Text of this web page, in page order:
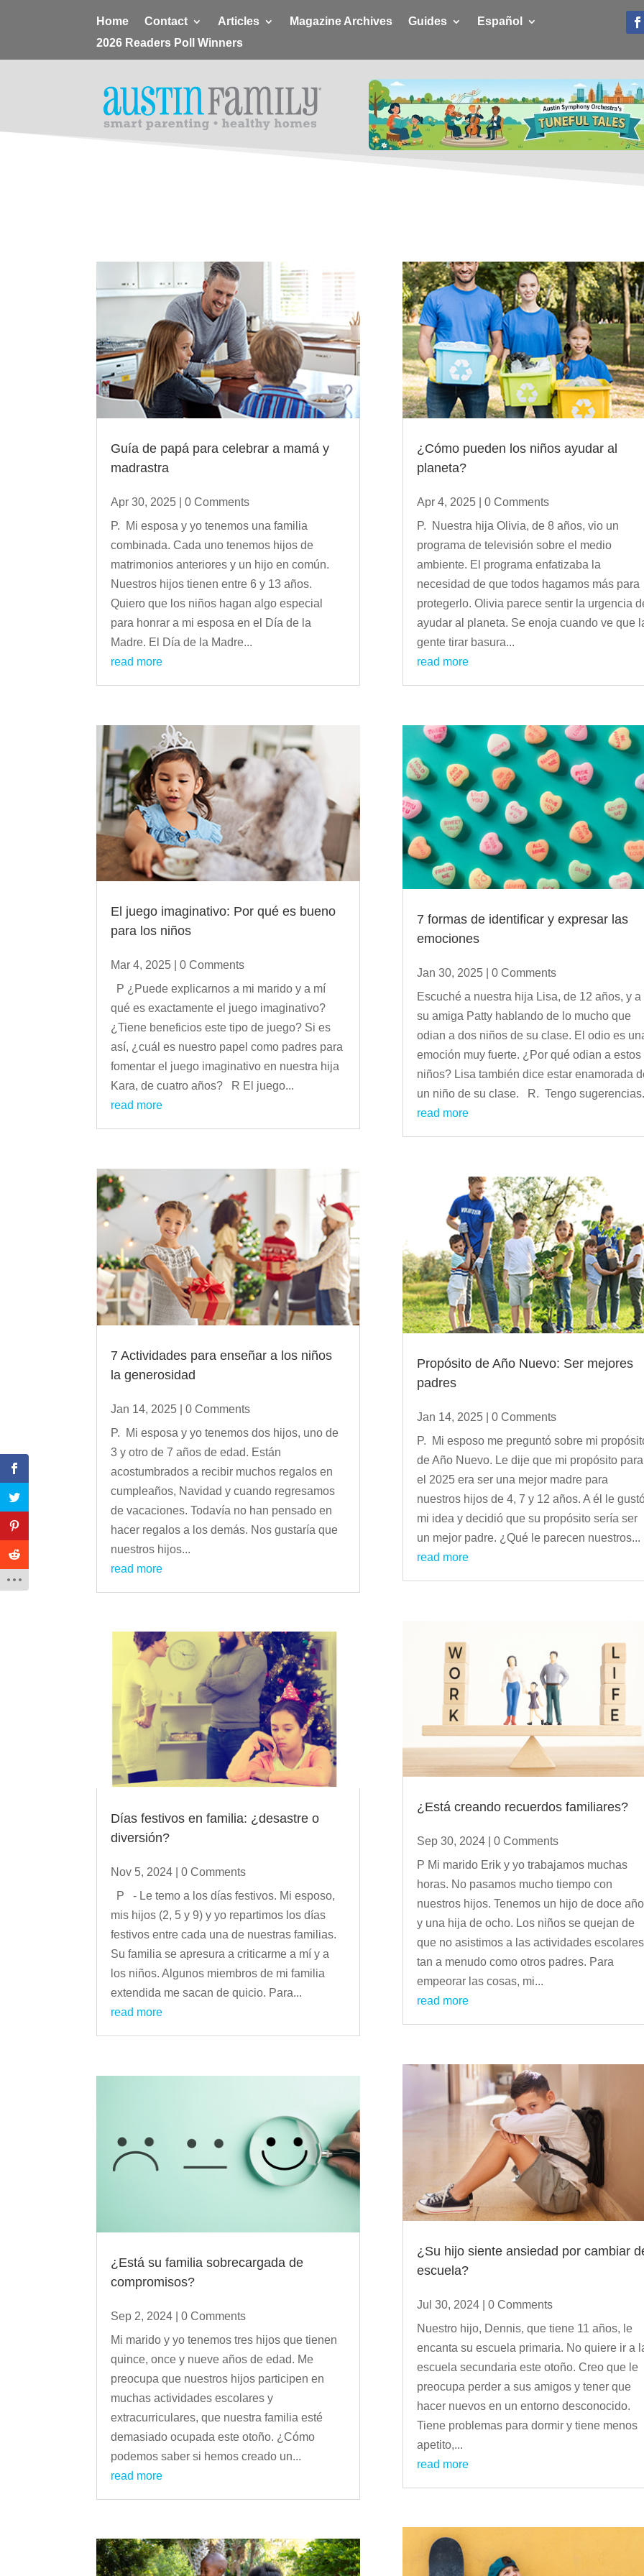
Home Contact Articles Magazine Archives Guides
Español
2026 Readers Poll Winners
Guía de papá para celebrar a mamá y
madrastra
Apr 30, 2025 | 0 Comments
P. Mi esposa y yo tenemos una familia
combinada. Cada uno tenemos hijos de
matrimonios anteriores y un hijo en común.
Nuestros hijos tienen entre 6 y 13 años.
Quiero que los niños hagan algo especial
para honrar a mi esposa en el Día de la
Madre. El Día de la Madre...
read more
El juego imaginativo: Por qué es bueno
para los niños
Mar 4, 2025 | 0 Comments
P ¿Puede explicarnos a mi marido y a mí
qué es exactamente el juego imaginativo?
¿Tiene beneficios este tipo de juego? Si es
así, ¿cuál es nuestro papel como padres para
fomentar el juego imaginativo en nuestra hija
Kara, de cuatro años? R El juego...
read more
7 Actividades para enseñar a los niños
la generosidad
Jan 14, 2025 | 0 Comments
P. Mi esposa y yo tenemos dos hijos, uno de
3 y otro de 7 años de edad. Están
acostumbrados a recibir muchos regalos en
cumpleaños, Navidad y cuando regresamos
de vacaciones. Todavía no han pensado en
hacer regalos a los demás. Nos gustaría que
nuestros hijos...
read more
Días festivos en familia: ¿desastre o
diversión?
Nov 5, 2024 | 0 Comments
P - Le temo a los días festivos. Mi esposo,
mis hijos (2, 5 y 9) y yo repartimos los días
festivos entre cada una de nuestras familias.
Su familia se apresura a criticarme a mí y a
los niños. Algunos miembros de mi familia
extendida me sacan de quicio. Para...
read more
¿Está su familia sobrecargada de
compromisos?
Sep 2, 2024 | 0 Comments
Mi marido y yo tenemos tres hijos que tienen
quince, once y nueve años de edad. Me
preocupa que nuestros hijos participen en
muchas actividades escolares y
extracurriculares, que nuestra familia esté
demasiado ocupada este otoño. ¿Cómo
podemos saber si hemos creado un...
read more
¿Cómo pueden los niños ayudar al
planeta?
Apr 4, 2025| 0 Comments
P. Nuestra hija Olivia, de 8 años, vio un
programa de televisión sobre el medio
ambiente. El programa enfatizaba la
necesidad de que todos hagamos más para
protegerlo. Olivia parece sentir la urgencia
ayudar al planeta. Se enoja cuando ve que
gente tirar basura...
read more
7 formas de identificar y expresar las
emociones
Jan 30, 2025| 0 Comments
Escuché a nuestra hija Lisa, de 12 años, y a
su amiga Patty hablando de lo mucho que
odian a dos niños de su clase. El odio es
emoción muy fuerte. ¿Por qué odian a estos
niños? Lisa también dice estar enamorada
un niño de su clase. R. Tengo
read more
Propósito de Año Nuevo: Ser mejores
padres
Jan 14, 2025| 0 Comments
P. Mi esposo me preguntó sobre mi
de Año Nuevo. Le dije que mi propósito para
el 2025 era ser una mejor madre para
nuestros hijos de 4, 7 y 12 años. A él le
mi idea y decidió que su propósito sería ser
un mejor padre. ¿Qué le parecen nuestros...
read more
¿Está creando recuerdos familiares?
Sep 30, 2024| 0 Comments
P Mi marido Erik y yo trabajamos muchas
horas. No pasamos mucho tiempo con
nuestros hijos. Tenemos un hijo de doce
y una hija de ocho. Los niños se quejan de
que no asistimos a las actividades escolares
tan a menudo como otros padres. Para
empeorar las cosas, mi...
read more
¿Su hijo siente ansiedad por cambiar
escuela?
Jul 30, 2024| 0 Comments
Nuestro hijo, Dennis, que tiene 11 años, le
encanta su escuela primaria. No quiere ir a
escuela secundaria este otoño. Creo que le
preocupa perder a sus amigos y tener que
hacer nuevos en un entorno desconocido.
Tiene problemas para dormir y tiene menos
apetito,...
read more